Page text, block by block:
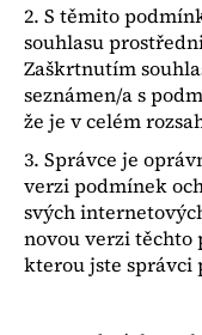
2. S těmito
souhlasu
Zaškrtnutím
seznámen/a s
že je v celém
3. Správce je
verzi podmínek
svých
novou verzi těchto
kterou jste správci